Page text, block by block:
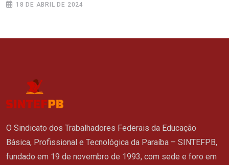
18 DE ABRIL DE 2024
O Sindicato dos Trabalhadores Federais da Educação
Básica, Profissional e Tecnológica da Paraíba – SINTEFPB,
fundado em 19 de novembro de 1993, com sede e foro em